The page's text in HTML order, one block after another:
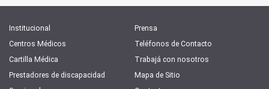
Institucional
Centros Médicos
Cartilla Médica
Prestadores de discapacidad
Prensa
Teléfonos de Contacto
Trabajá con nosotros
Mapa de Sitio